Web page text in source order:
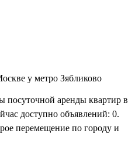
у метро Зябликово
посуточной аренды квартир в
доступно объявлений: 0.
перемещение по городу и